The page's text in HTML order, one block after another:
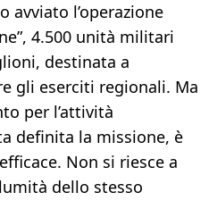
avviato l’operazione
4.500 unità militari
destinata a
gli eserciti regionali. Ma
per l’attività
definita la missione, è
Non si riesce a
dello stesso